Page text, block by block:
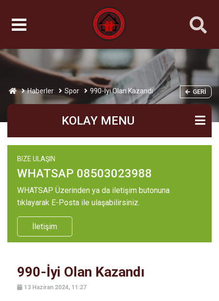
Haberler Spor 990-İyi Olan Kazandı GERI
KOLAY MENU
BIZE ULAŞIN
WHATSAP 08503023988
WHATSAP Üzerinden ya da iletişim butonuna
tıklayarak E-Posta ile ulaşabilirsiniz.
İletişim
990-İyi Olan Kazandı
13 Haziran 2024, 11:27